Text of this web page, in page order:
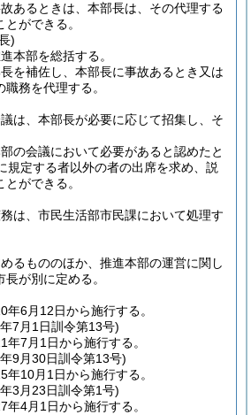
あるときは、本部長は、その代理する
ができる。
)
本部を総括する。
を補佐し、本部長に事故あるとき又は
務を代理する。
は、本部長が必要に応じて招集し、そ
の会議において必要があると認めたと
規定する者以外の者の出席を求め、説
ができる。
は、市民生活部市民課において処理す
るもののほか、推進本部の運営に関し
が別に定める。
年6月12日から施行する。
7月1日訓令第13号)
年7月1日から施行する。
9月30日訓令第13号)
年10月1日から施行する。
3月23日訓令第1号)
年4月1日から施行する。